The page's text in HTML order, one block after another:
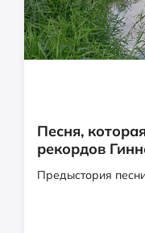
Песня,
рекордов
Предыстория